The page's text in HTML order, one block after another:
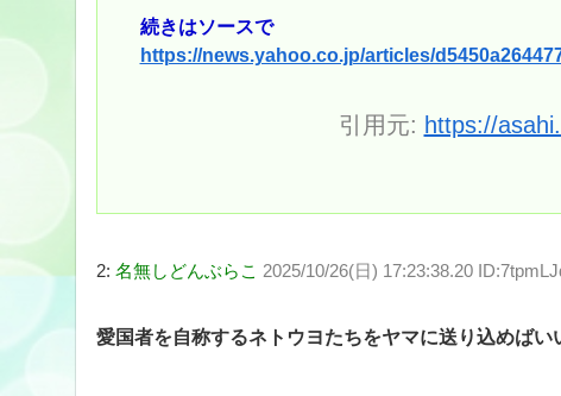
続きはソースで
https://news.yahoo.co.jp/articles/
引用元: https://
2: 名無しどんぶらこ 2025/10/26(日) 17:23:38.20
愛国者を自称するネトウヨたちをヤマに送り込めばい